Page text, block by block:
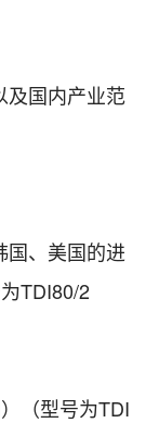
国内产业范
、美国的进
TDI80/2
（型号为TDI